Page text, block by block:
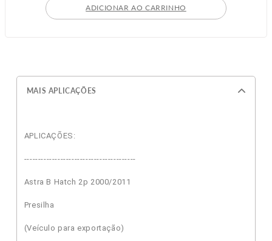
GMC - 1996 A 2002
ADICIONAR AO CARRINHO
MAIS APLICAÇÕES
APLICAÇÕES:
----------------------------------------
Astra B Hatch 2p 2000/2011
Presilha
(Veículo para exportação)